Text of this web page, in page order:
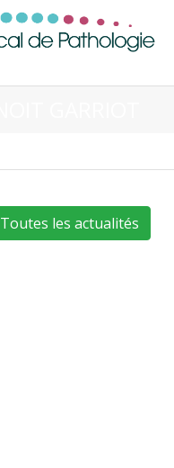
Toutes les actualités